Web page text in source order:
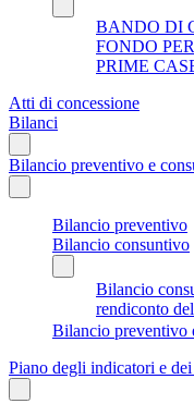
BANDO DI
FONDO
PRIME
Atti di concessione
Bilanci
Bilancio preventivo e
Bilancio preventivo
Bilancio consuntivo
Bilancio
rendiconto
Bilancio preventivo
Piano degli indicatori e